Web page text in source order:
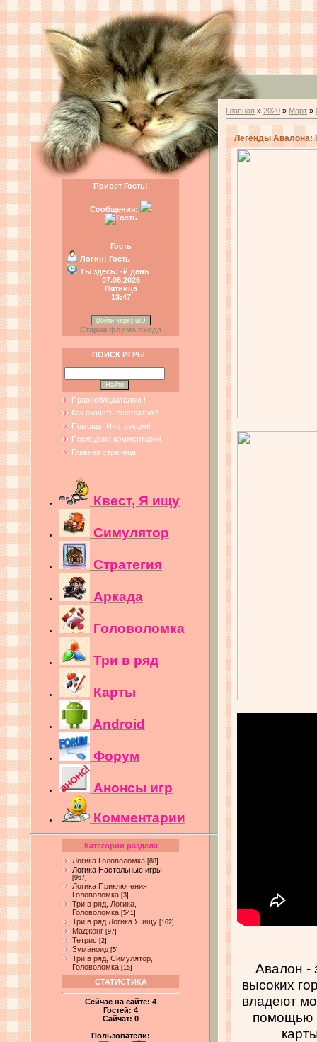
Привет Гость!
Сообщения:
Гость
Логин: Гость
Ты здесь: -й день
07.08.2026
Пятница
13:47
Войти через uID
Старая форма входа
ПОИСК ИГРЫ
Правообладателям !
Как скачать бесплатно?
Помощь! Инструкции!
Последние комментарии
Главная страница
Квест, Я ищу
Симулятор
Стратегия
Аркада
Головоломка
Три в ряд
Карты
Android
Форум
Анонсы игр
Комментарии
Категории раздела
Логика Головоломка [88]
Логика Настольные игры
[967]
Логика Приключения
Головоломка [3]
Три в ряд, Логика,
Головоломка [541]
Три в ряд Логика Я ищу [162]
Маджонг [97]
Тетрис [2]
Зуманоид [5]
Три в ряд, Симулятор,
Головоломка [15]
СТАТИСТИКА
Сейчас на сайте: 4
Гостей: 4
Сайчат: 0
Пользователи:
Главная » 2020 » Март »
Легенды Авалона:
Авалон -
высоких
владеют
помощью